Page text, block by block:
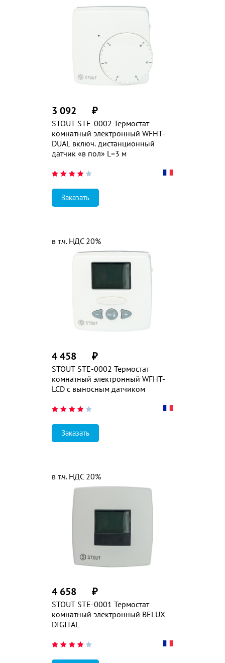
STOUT STE-0002 Термостат
комнатный электронный WFHT-
DUAL включ. дистанционный
датчик «в пол» L=3 м
3 092 ₽
Заказать
STOUT STE-0002 Термостат
комнатный электронный WFHT-
LCD с выносным датчиком
4 458 ₽
в т.ч. НДС 20%
Заказать
STOUT STE-0001 Термостат
комнатный электронный BELUX
DIGITAL
4 658 ₽
в т.ч. НДС 20%